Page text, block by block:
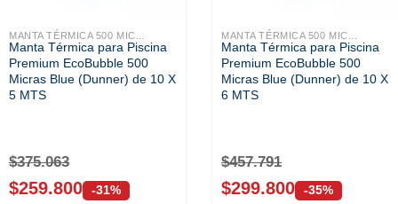
MANTA TÉRMICA 500 MIC...
Manta Térmica para Piscina
Premium EcoBubble 500
Micras Blue (Dunner) de 10 X
5 MTS
$375.063
$259.800 -31%
MANTA TÉRMICA 500 MIC...
Manta Térmica para Piscina
Premium EcoBubble 500
Micras Blue (Dunner) de 10 X
6 MTS
$457.791
$299.800 -35%